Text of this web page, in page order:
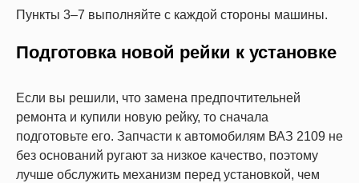
Пункты 3–7 выполняйте с каждой стороны машины.
Подготовка новой рейки к установке
Если вы решили, что замена предпочтительней
ремонта и купили новую рейку, то сначала
подготовьте его. Запчасти к автомобилям ВАЗ 2109 не
без оснований ругают за низкое качество, поэтому
лучше обслужить механизм перед установкой, чем